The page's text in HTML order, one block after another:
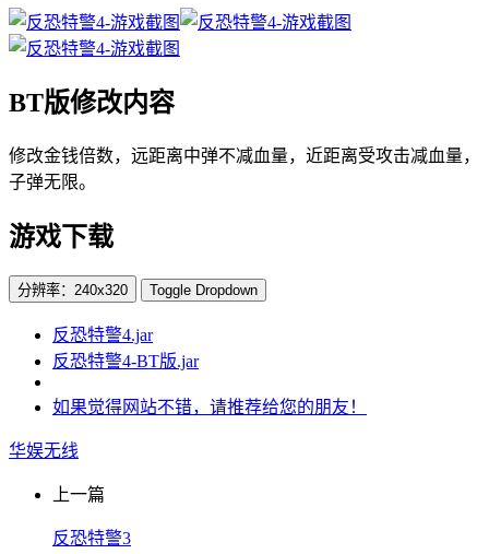
BT版修改内容
修改金钱倍数，远距离中弹不减血量，近距离受攻击减血量，
子弹无限。
游戏下载
分辨率：240x320 Toggle Dropdown
反恐特警4.jar
反恐特警4-BT版.jar
如果觉得网站不错，请推荐给您的朋友！
华娱无线
上一篇
反恐特警3